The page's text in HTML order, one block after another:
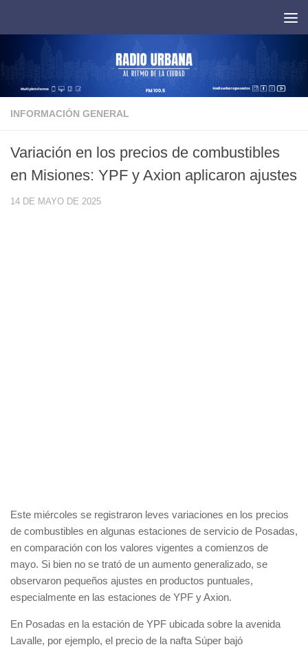
INFORMACIÓN GENERAL
Variación en los precios de combustibles
en Misiones: YPF y Axion aplicaron ajustes
14 DE MAYO DE 2025
Este miércoles se registraron leves variaciones en los precios
de combustibles en algunas estaciones de servicio de Posadas,
en comparación con los valores vigentes a comienzos de
mayo. Si bien no se trató de un aumento generalizado, se
observaron pequeños ajustes en productos puntuales,
especialmente en las estaciones de YPF y Axion.
En Posadas en la estación de YPF ubicada sobre la avenida
Lavalle, por ejemplo, el precio de la nafta Súper bajó